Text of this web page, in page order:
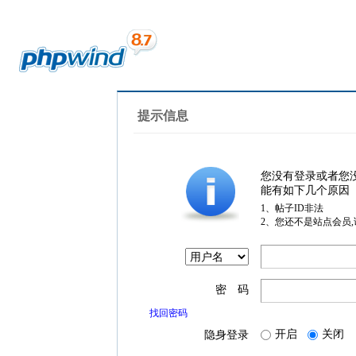
提示信息
您没有登录或者您
能有如下几个原因
1、帖子ID非法
2、您还不是站点会员
密 码
找回密码
隐身登录 开启 关闭